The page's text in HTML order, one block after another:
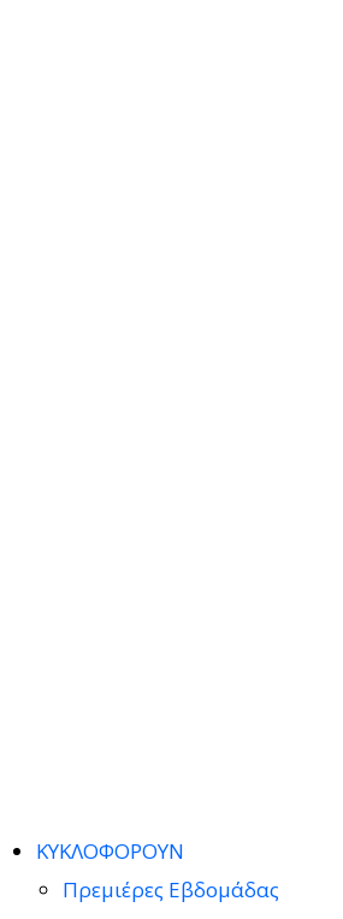
ΚΥΚΛΟΦΟΡΟΥΝ
Πρεμιέρες Εβδομάδας